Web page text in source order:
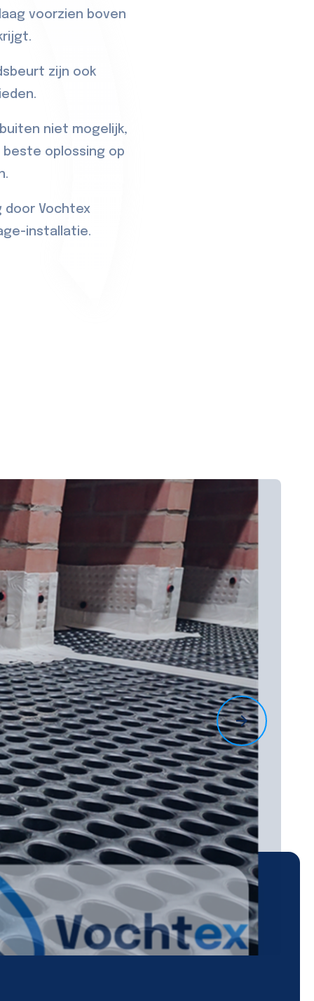
voorzien boven
zijn ook
niet mogelijk,
beste oplossing op
door Vochtex
installatie.